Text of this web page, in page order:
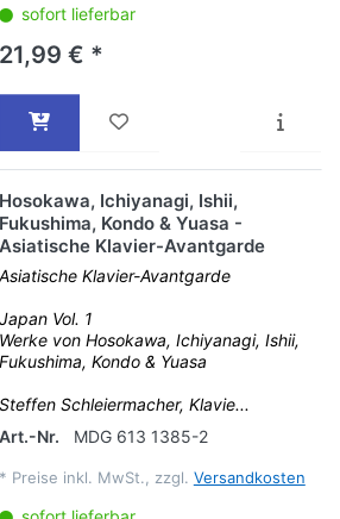
sofort lieferbar
21,99 € *
Hosokawa, Ichiyanagi, Ishii,
Fukushima, Kondo & Yuasa -
Asiatische Klavier-Avantgarde
Asiatische Klavier-Avantgarde
Japan Vol. 1
Werke von Hosokawa, Ichiyanagi, Ishii,
Fukushima, Kondo & Yuasa
Steffen Schleiermacher, Klavie...
Art.-Nr.
MDG 613 1385-2
* Preise inkl. MwSt., zzgl. Versandkosten